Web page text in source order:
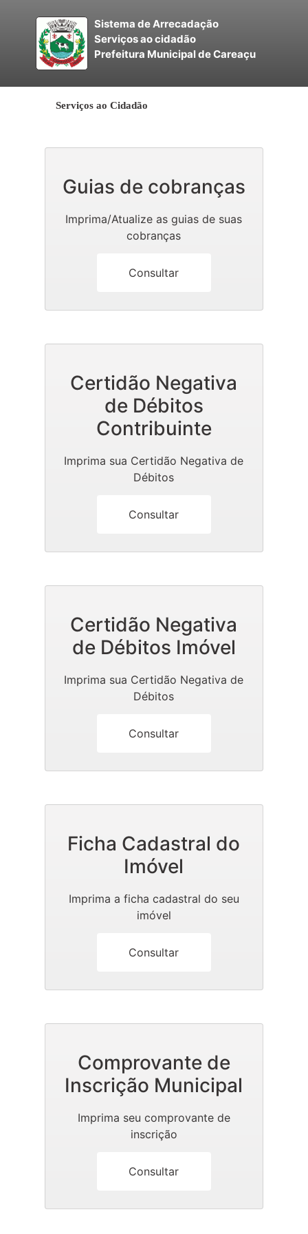
Sistema de Arrecadação
Serviços ao cidadão
Prefeitura Municipal de Careaçu
Serviços ao Cidadão
Guias de cobranças
Imprima/Atualize as guias de suas
cobranças
Consultar
Certidão Negativa
de Débitos
Contribuinte
Imprima sua Certidão Negativa de
Débitos
Consultar
Certidão Negativa
de Débitos Imóvel
Imprima sua Certidão Negativa de
Débitos
Consultar
Ficha Cadastral do
Imóvel
Imprima a ficha cadastral do seu
imóvel
Consultar
Comprovante de
Inscrição Municipal
Imprima seu comprovante de
inscrição
Consultar